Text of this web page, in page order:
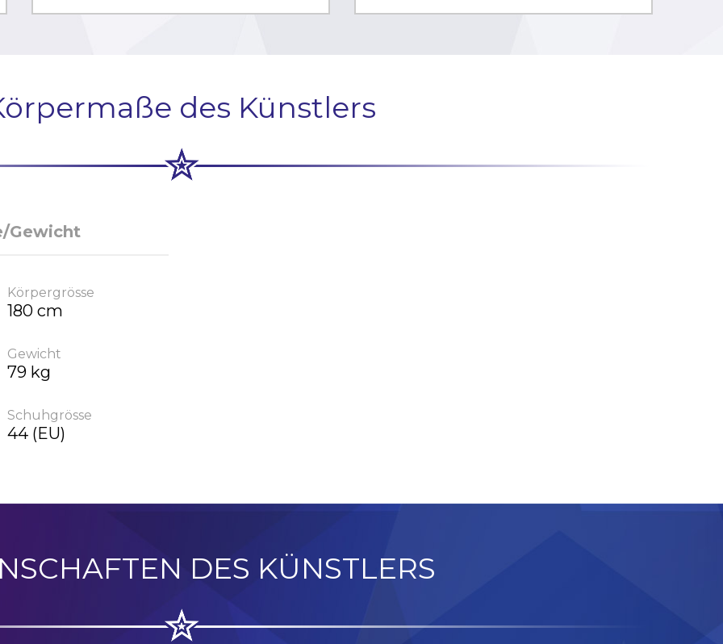
des Künstlers
Gewicht
Körpergrösse
180 cm
Gewicht
79 kg
Schuhgrösse
44 (EU)
DES KÜNSTLERS